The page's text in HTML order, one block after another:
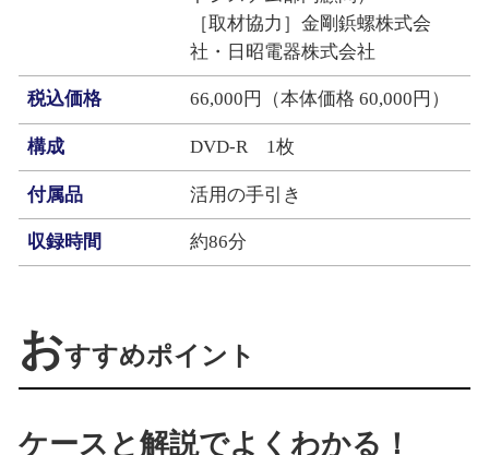
［取材協力］金剛鋲螺株式会
社・日昭電器株式会社
税込価格 66,000円（本体価格 60,000円）
構成 DVD‐R 1枚
付属品 活用の手引き
収録時間 約86分
おすすめポイント
ケースと解説でよくわかる！